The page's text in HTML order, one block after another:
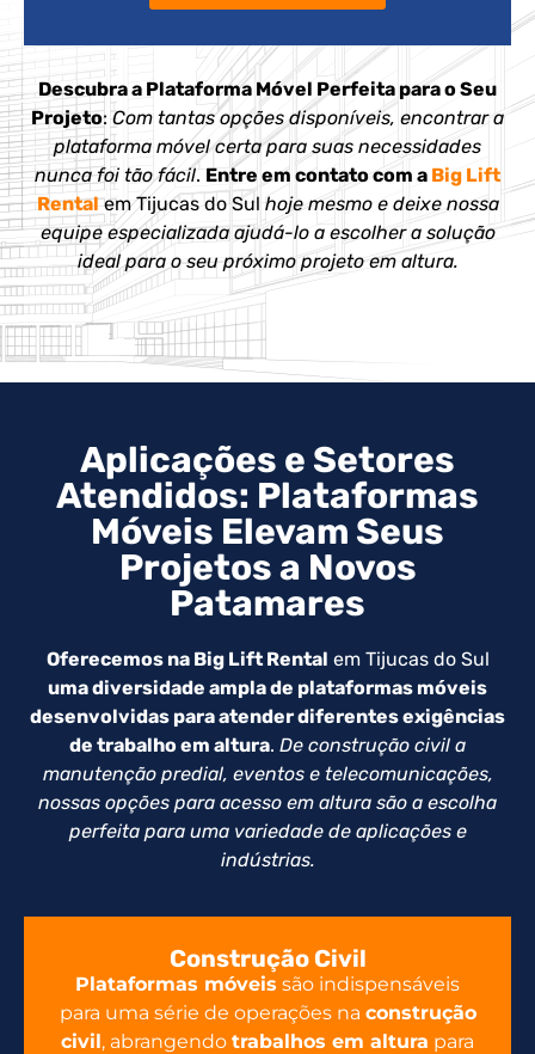
Descubra a Plataforma Móvel Perfeita para o Seu
Projeto:Com tantas opções disponíveis, encontrar a
plataforma móvel certa para suas necessidades
nunca foi tão fácil. Entre em contato com a Big Lift
Rentalem Tijucas do Sul hoje mesmo e deixe nossa
equipe especializada ajudá-lo a escolher a solução
ideal para o seu próximo projeto em altura.
Aplicações e Setores
Atendidos: Plataformas
Móveis Elevam Seus
Projetos a Novos
Patamares
Oferecemos na Big Lift Rental em Tijucas do Sul
uma diversidade ampla de plataformas móveis
desenvolvidas para atender diferentes exigências
de trabalho em altura. De construção civil a
manutenção predial, eventos e telecomunicações,
nossas opções para acesso em altura são a escolha
perfeita para uma variedade de aplicações e
indústrias.
Construção Civil
Plataformas móveis são indispensáveis
para uma série de operações na construção
civil, abrangendo trabalhos em altura para